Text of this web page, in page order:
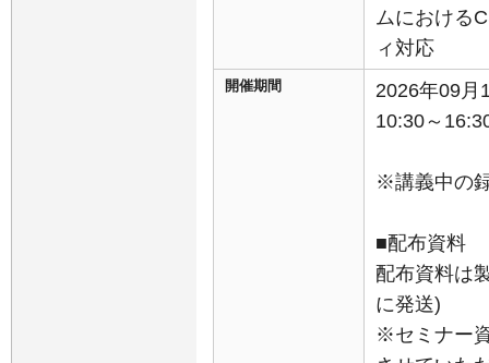
ムにおける
ィ対応
開催期間
2026年09月
10:30～
※講義中の
■配布資料
配布資料は
に発送)
※セミナー